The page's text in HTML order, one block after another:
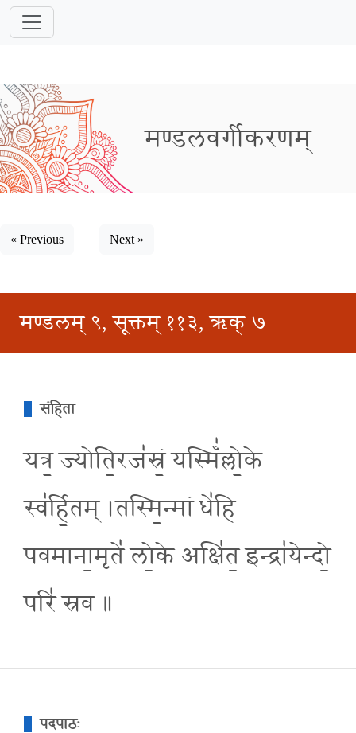
मण्डलवर्गीकरणम्
« Previous Next »
मण्डलम् ९, सूक्तम् ११३, ऋक् ७
संहिता
यत्र॒ ज्योति॒रज॑स्रं॒ यस्मिँ॑ल्लो॒के
स्व॑र्हि॒तम् ।तस्मि॒न्मां धे॑हि
पवमाना॒मृते॑ लो॒के अक्षि॑त॒ इन्द्रा॑येन्दो॒
परि॑ स्रव ॥
पदपाठः